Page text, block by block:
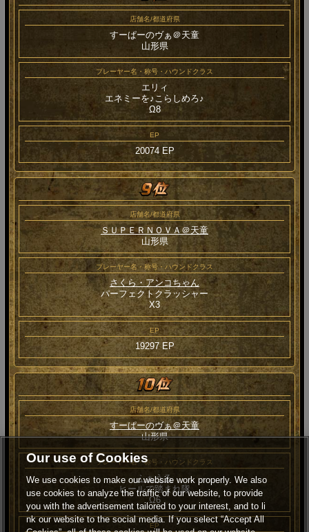
店舗名/都道府県
すーぱーのヴぁ＠天童
山形県
プレーヤー名・称号・ハウンドクラス
エリィ
エネミーを♪こらしめろ♪
Ω8
EP
20074 EP
店舗名/都道府県
ＳＵＰＥＲＮＯＶＡ＠天童
山形県
プレーヤー名・称号・ハウンドクラス
さくら・アンコちゃん
パーフェクトクラッシャー
Χ3
EP
19297 EP
店舗名/都道府県
すーぱーのヴぁ＠天童
山形県
プレーヤー名・称号・ハウンドクラス
ふぁうる
ヒールで踏まれ隊
Ω6
EP
Our use of Cookies
We use cookies to make our website work properly. We also
use cookies to analyze the traffic of our website, to provide
you with the advertisement tailored to your interest, and to li
nk our website to the social media. If you select “Accept All